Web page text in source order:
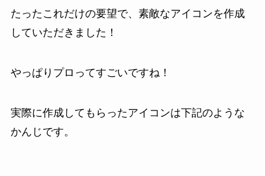
たったこれだけの要望で、素敵なアイコンを作成
していただきました！
やっぱりプロってすごいですね！
実際に作成してもらったアイコンは下記のような
かんじです。